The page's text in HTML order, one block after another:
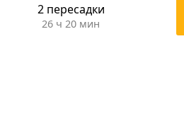
2 пересадки
26 ч 20 мин